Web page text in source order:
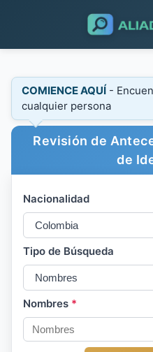
COMIENCE AQUÍ -
cualquier persona
Revisión de
de
Nacionalidad
Tipo de Búsqueda
Nombres *